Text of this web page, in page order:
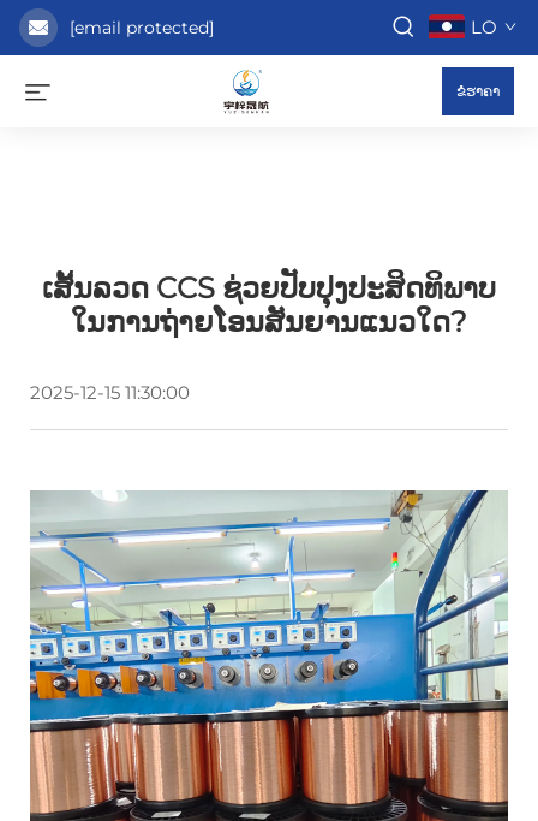
[email protected] LO
ຂໍຮາຄາ
ເສັ້ນລວດ CCS ຊ່ວຍປັບປຸງປະສິດທິພາບ
ໃນການຖ່າຍໂອນສັນຍານແນວໃດ?
2025-12-15 11:30:00